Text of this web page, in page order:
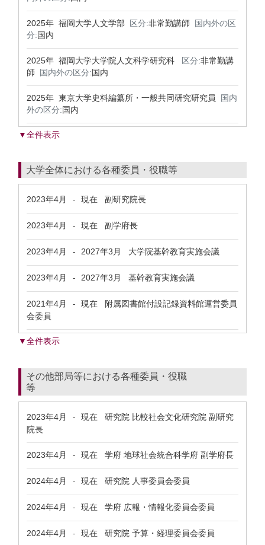
2025年 福岡大学人文学部 区分:非常勤講師
国内外の区
分:国内
2025年 福岡大学大学院人文科学研究科 区分:非常勤講
師
国内外の区分:国内
2025年 東京大学史料編纂所・一般共同研究研究員
国内
外の区分:国内
▼全件表示
大学全体における各種委員・役職等
2023年4月 - 現在 副研究院長
2023年4月 - 現在 副学府長
2023年4月 - 2027年3月 大学院基幹教育実施会議
2023年4月 - 2027年3月 基幹教育実施会議
2021年4月 - 現在 附属図書館付設記録資料館運営委員
会委員
▼全件表示
その他部局等における各種委員・役職
等
2023年4月 - 現在 研究院 比較社会文化研究院 副研究
院長
2023年4月 - 現在 学府 地球社会統合科学府 副学府長
2024年4月 - 現在 研究院 人事委員会委員
2024年4月 - 現在 学府 広報・情報化委員会委員
2024年4月 - 現在 研究院 予算・経理委員会委員